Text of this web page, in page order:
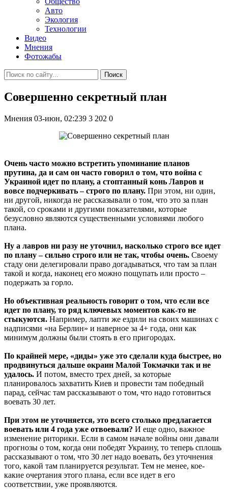
Авто
Экология
Технологии
Видео
Мнения
Фотожабы
Поиск
Совершенно секретный план
Мнения 03-июн, 02:239 3 202 0
Очень часто можно встретить упоминание планов
прутина, да и сам он часто говорил о том, что война с
Украиной идет по плану, а стоптанный конь Лавров и
вовсе подчеркивать – строго по плану. При этом, ни один,
ни другой, никогда не рассказывали о том, что это за план
такой, со сроками и другими показателями, которые
безусловно являются существенными условиями любого
плана.
Ну а лавров ни разу не уточнил, насколько строго все идет
по плану – сильно строго или не так, чтобы очень. Своему
стаду они делегировали право догадываться, что там за план
такой и когда, наконец его можно пощупать или просто –
подержать за горло.
Но объективная реальность говорит о том, что если все
идет по плану, то ряд ключевых моментов как-то не
стыкуются. Например, лапти же ездили на своих машинах с
надписями «на Берлин» и наверное за 4+ года, они как
минимум должны были стоять в его пригородах.
По крайней мере, «диды» уже это сделали куда быстрее, но
продвинуться дальше окраин Малой Токмачки так и не
удалось. И потом, вместо трех дней, за которые
планировалось захватить Киев и провести там победный
парад, сейчас там рассказывают о том, что надо готовиться
воевать 30 лет.
При этом не уточняется, это всего столько предлагается
воевать или 4 года уже отвоевали? И еще одно, важное
изменение риторики. Если в самом начале войны они давали
прогнозы о том, когда они победят Украину, то теперь сплошь
рассказывают о том, что 30 лет надо воевать, без уточнения
того, какой там планируется результат. Тем не менее, кое-
какие очертания этого плана, если все идет в его
соответствии, уже проявляются.